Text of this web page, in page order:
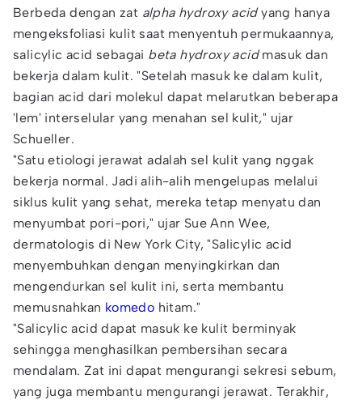
Berbeda dengan zat alpha hydroxy acidyang hanya
mengeksfoliasi kulit saat menyentuh permukaannya,
salicylic acid sebagai beta hydroxy acidmasuk dan
bekerja dalam kulit. "Setelah masuk ke dalam kulit,
bagian acid dari molekul dapat melarutkan beberapa
'lem' interselular yang menahan sel kulit," ujar
Schueller.
"Satu etiologi jerawat adalah sel kulit yang nggak
bekerja normal. Jadi alih-alih mengelupas melalui
siklus kulit yang sehat, mereka tetap menyatu dan
menyumbat pori-pori," ujar Sue Ann Wee,
dermatologis di New York City, "Salicylic acid
menyembuhkan dengan menyingkirkan dan
mengendurkan sel kulit ini, serta membantu
memusnahkan komedo hitam."
"Salicylic acid dapat masuk ke kulit berminyak
sehingga menghasilkan pembersihan secara
mendalam. Zat ini dapat mengurangi sekresi sebum,
yang juga membantu mengurangi jerawat. Terakhir,